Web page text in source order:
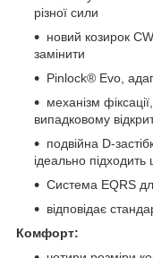
різної сили
новий козирок
замінити
Pinlock® Evo,
механізм
випадковому
подвійна D-
ідеально
Система EQRS
відповідає
Комфорт: